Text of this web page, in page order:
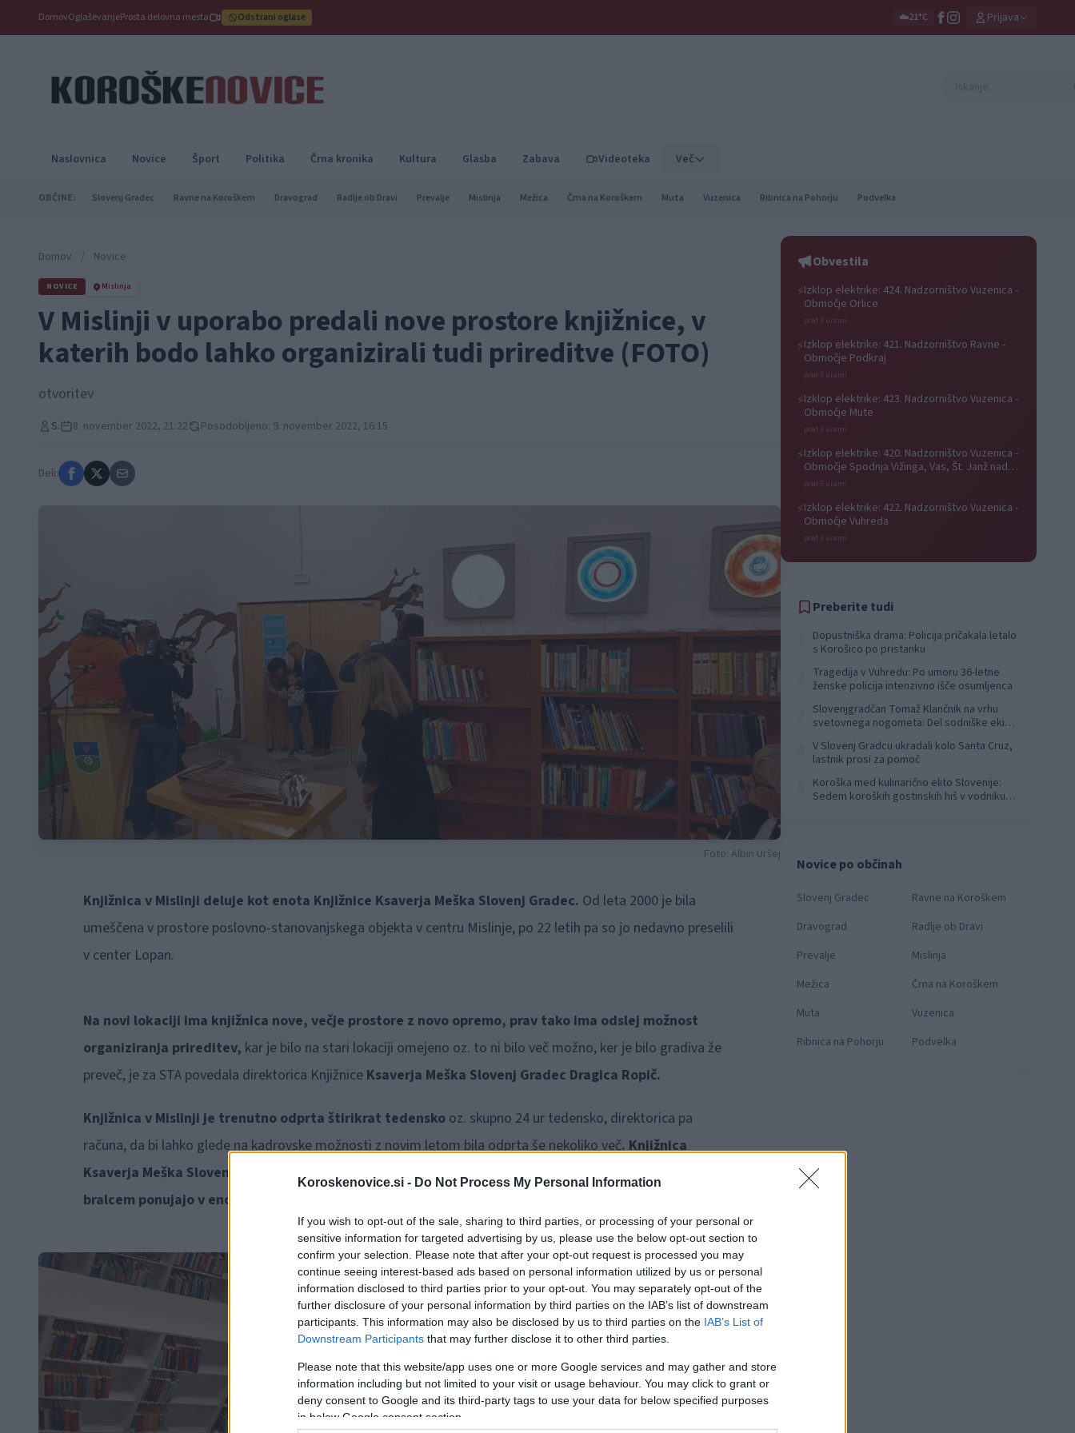
Koroskenovice.si - Do Not Process My Personal Information
If you wish to opt-out of the sale, sharing to third parties, or processing of your personal or
sensitive information for targeted advertising by us, please use the below opt-out section to
confirm your selection. Please note that after your opt-out request is processed you may
continue seeing interest-based ads based on personal information utilized by us or personal
information disclosed to third parties prior to your opt-out. You may separately opt-out of the
further disclosure of your personal information by third parties on the IAB’s list of downstream
participants. This information may also be disclosed by us to third parties on the IAB’s List of
Downstream Participants that may further disclose it to other third parties.
Please note that this website/app uses one or more Google services and may gather and store
information including but not limited to your visit or usage behaviour. You may click to grant or
deny consent to Google and its third-party tags to use your data for below specified purposes
in below Google consent section.
DomovOglaševanjeProsta delovna mesta Odstrani oglase ☁️21°C Prijava
Naslovnica Novice Šport Politika Črna kronika Kultura Glasba Zabava Videoteka Več
OBČINE: Slovenj Gradec Ravne na Koroškem Dravograd Radlje ob Dravi Prevalje Mislinja Mežica Črna na Koroškem Muta Vuzenica Ribnica na Pohorju Podvelka
Domov / Novice
NOVICE Mislinja
V Mislinji v uporabo predali nove prostore knjižnice, v
katerih bodo lahko organizirali tudi prireditve (FOTO)
otvoritev
S. 8. november 2022, 21:22 Posodobljeno: 9. november 2022, 16:15
Deli:
Foto: Albin Uršej
Knjižnica v Mislinji deluje kot enota Knjižnice Ksaverja Meška Slovenj Gradec. Od leta 2000 je bila
umeščena v prostore poslovno-stanovanjskega objekta v centru Mislinje, po 22 letih pa so jo nedavno preselili
v center Lopan.
Na novi lokaciji ima knjižnica nove, večje prostore z novo opremo, prav tako ima odslej možnost
organiziranja prireditev, kar je bilo na stari lokaciji omejeno oz. to ni bilo več možno, ker je bilo gradiva že
preveč, je za STA povedala direktorica Knjižnice Ksaverja Meška Slovenj Gradec Dragica Ropič.
Knjižnica v Mislinji je trenutno odprta štirikrat tedensko oz. skupno 24 ur tedensko, direktorica pa
računa, da bi lahko glede na kadrovske možnosti z novim letom bila odprta še nekoliko več. Knjižnica
Ksaverja Meška Slovenj Gradec ima skupno okoli 114.000 enot gradiva, približno petino od tega ga
bralcem ponujajo v enoti v Mislinji.
Obvestila
⚡Izklop elektrike: 424. Nadzorništvo Vuzenica -
Območje Orlice
pred 3 urami
⚡Izklop elektrike: 421. Nadzorništvo Ravne -
Območje Podkraj
pred 3 urami
⚡Izklop elektrike: 423. Nadzorništvo Vuzenica -
Območje Mute
pred 3 urami
⚡Izklop elektrike: 420. Nadzorništvo Vuzenica -
Območje Spodnja Vižinga, Vas, Št. Janž nad
Radljami, Suhi Vrh, Dobrava
pred 3 urami
⚡Izklop elektrike: 422. Nadzorništvo Vuzenica -
Območje Vuhreda
pred 3 urami
Preberite tudi
Dopustniška drama: Policija pričakala letalo
s Korošico po pristanku
Tragedija v Vuhredu: Po umoru 36-letne
ženske policija intenzivno išče osumljenca
Slovenjgradčan Tomaž Klančnik na vrhu
svetovnega nogometa: Del sodniške ekipe
V Slovenj Gradcu ukradali kolo Santa Cruz,
lastnik prosi za pomoč
Koroška med kulinarično elito Slovenije:
Sedem koroških gostinskih hiš v vodniku
Novice po občinah
Slovenj Gradec
Ravne na Koroškem
Dravograd
Radlje ob Dravi
Prevalje
Mislinja
Mežica
Črna na Koroškem
Muta
Vuzenica
Ribnica na Pohorju
Podvelka